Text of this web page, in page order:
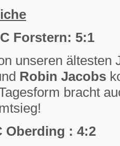
Forstern: 5:1
unseren ältesten
Robin Jacobs
bracht
Oberding : 4:2